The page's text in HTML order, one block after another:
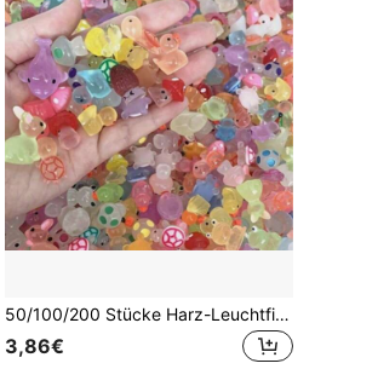
50/100/200 Stücke Harz-Leuchtfiguren im Dunkeln, kleine Tiere, zufällige Farben, keine Stromversorgung erforderlich, geeignet für Garten, Party, kleine Landschaft, Teich, Puppenhausdekoration und andere Feiertagsanlässe, zufällige Stile
3,86€